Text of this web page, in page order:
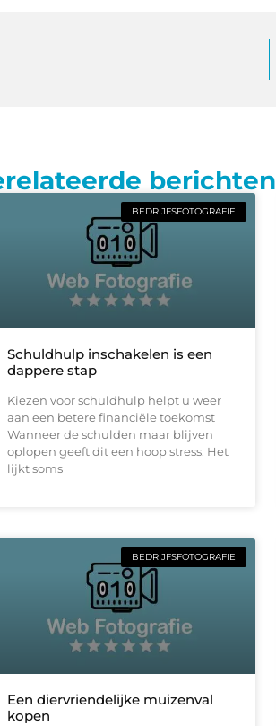
berichten
BEDRIJFSFOTOGRAFIE
Schuldhulp inschakelen is een
dappere stap
Kiezen voor schuldhulp helpt u weer
aan een betere financiële toekomst
Wanneer de schulden maar blijven
oplopen geeft dit een hoop stress. Het
lijkt soms
BEDRIJFSFOTOGRAFIE
Een diervriendelijke muizenval
kopen